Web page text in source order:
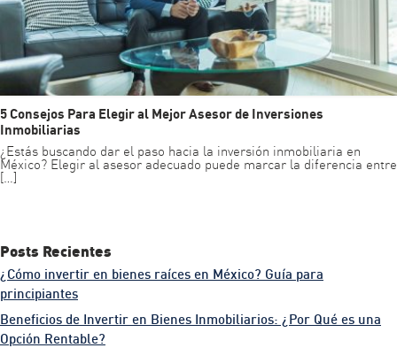
5 Consejos Para Elegir al Mejor Asesor de Inversiones
Inmobiliarias
¿Estás buscando dar el paso hacia la inversión inmobiliaria en
México? Elegir al asesor adecuado puede marcar la diferencia entre
[…]
Posts Recientes
¿Cómo invertir en bienes raíces en México? Guía para
principiantes
Beneficios de Invertir en Bienes Inmobiliarios: ¿Por Qué es una
Opción Rentable?